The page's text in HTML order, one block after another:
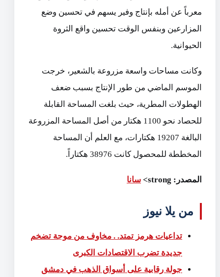
معرباً عن أمله بإنتاج وفير يسهم في تحسين وضع
المزارعين وبنفس الوقت تحسين واقع الثروة
الحيوانية.
وكانت مساحات واسعة مزروعة بالشعير، خرجت
الموسم الماضي من طور الإنتاج بسبب ضعف
الهطولات المطرية، حيث بلغت المساحة القابلة
للحصاد نحو 1100 هكتار من أصل المساحة المزروعة
البالغة 19207 هكتارات، مع العلم أن المساحة
المخططة للمحصول كانت 38976 هكتاراً.
المصدر: strong> سانا
من يلا نيوز
تداعيات هرمز تمتد. . مخاوف من موجة تضخم
جديدة تضرب الاقتصادات الكبرى
جولة رقابية على أسواق الذهب في دمشق